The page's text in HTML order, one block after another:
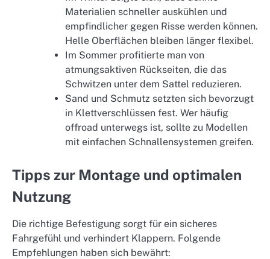
Materialien schneller auskühlen und
empfindlicher gegen Risse werden können.
Helle Oberflächen bleiben länger flexibel.
Im Sommer profitierte man von
atmungsaktiven Rückseiten, die das
Schwitzen unter dem Sattel reduzieren.
Sand und Schmutz setzten sich bevorzugt
in Klettverschlüssen fest. Wer häufig
offroad unterwegs ist, sollte zu Modellen
mit einfachen Schnallensystemen greifen.
Tipps zur Montage und optimalen
Nutzung
Die richtige Befestigung sorgt für ein sicheres
Fahrgefühl und verhindert Klappern. Folgende
Empfehlungen haben sich bewährt: